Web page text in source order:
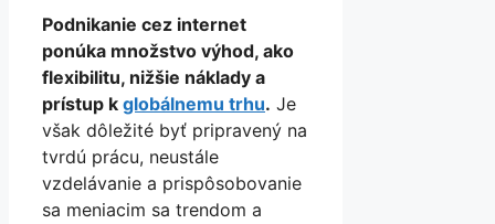
Podnikanie cez internet
ponúka množstvo výhod, ako
flexibilitu, nižšie náklady a
prístup k globálnemu trhu. Je
však dôležité byť pripravený na
tvrdú prácu, neustále
vzdelávanie a prispôsobovanie
sa meniacim sa trendom a